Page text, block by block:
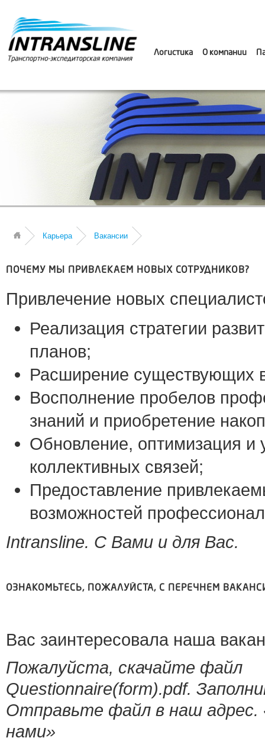
Логистика О компании
Карьера Вакансии
ПОЧЕМУ МЫ ПРИВЛЕКАЕМ НОВЫХ СОТРУДНИКОВ?
Привлечение новых
Реализация стратегии
планов;
Расширение существующих
Восполнение пробелов
знаний и приобретение
Обновление, оптимизация и
коллективных связей;
Предоставление
возможностей
Intransline. С Вами и для Вас.
ОЗНАКОМЬТЕСЬ, ПОЖАЛУЙСТА, С ПЕРЕЧНЕМ
Вас заинтересовала наша
Пожалуйста, скачайте файл
Questionnaire(form).pdf.
Отправьте файл в наш адрес.
нами»